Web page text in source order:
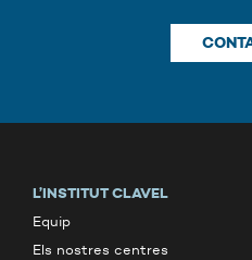
L’INSTITUT CLAVEL
Equip
Els nostres centres